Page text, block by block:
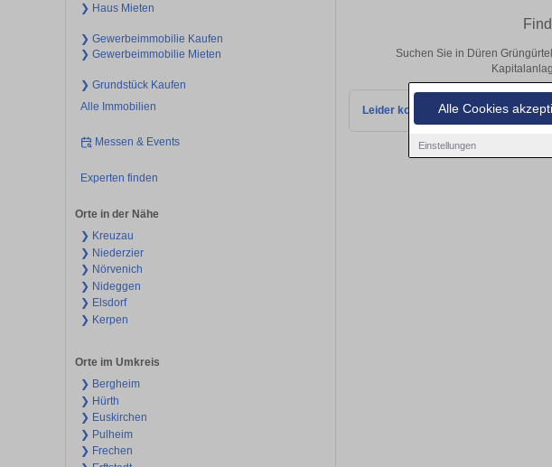
Alle Cookies
Einstellungen
❯ Haus Mieten
❯ Gewerbeimmobilie Kaufen
❯ Gewerbeimmobilie Mieten
❯ Grundstück Kaufen
Alle Immobilien
Messen & Events
Experten finden
Orte in der Nähe
❯ Kreuzau
❯ Niederzier
❯ Nörvenich
❯ Nideggen
❯ Elsdorf
❯ Kerpen
Orte im Umkreis
❯ Bergheim
❯ Hürth
❯ Euskirchen
❯ Pulheim
❯ Frechen
Suchen Sie in Düren
Leider konnten wir derzeit keine